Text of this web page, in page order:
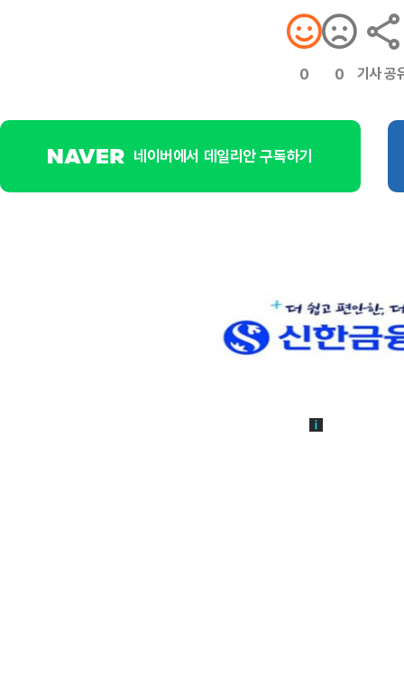
0 0 기사 공
네이버에서 데일리안 구독하기